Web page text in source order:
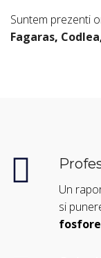
Suntem prezenti
Fagaras, Codlea
Un
si